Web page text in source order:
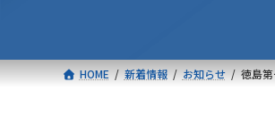
HOME 新着情報 お知らせ 徳島